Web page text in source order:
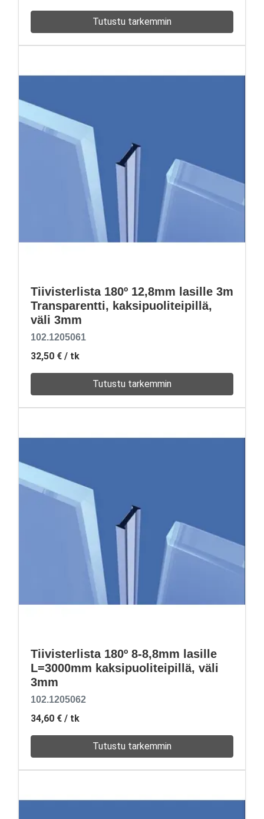
Tutustu tarkemmin
Tiivisterlista 180º 12,8mm lasille 3m
Transparentti, kaksipuoliteipillä,
väli 3mm
102.1205061
32,50 € / tk
Tutustu tarkemmin
Tiivisterlista 180º 8-8,8mm lasille
L=3000mm kaksipuoliteipillä, väli
3mm
102.1205062
34,60 € / tk
Tutustu tarkemmin